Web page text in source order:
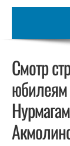
Смотр